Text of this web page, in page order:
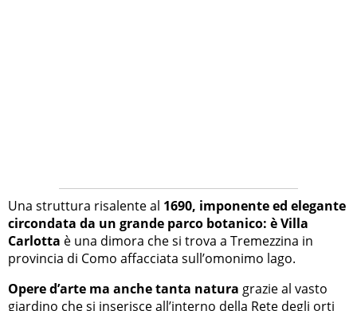
Una struttura risalente al 1690, imponente ed elegante
circondata da un grande parco botanico: è Villa
Carlotta è una dimora che si trova a Tremezzina in
provincia di Como affacciata sull’omonimo lago.
Opere d’arte ma anche tanta natura grazie al vasto
giardino che si inserisce all’interno della Rete degli orti